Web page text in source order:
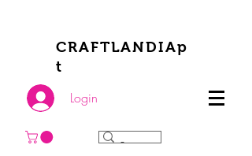
CRAFTLANDIAp
t
Login